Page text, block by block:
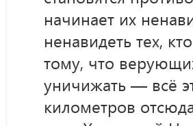
начинает их
ненавидеть тех,
тому, что
уничижать — всё
километров